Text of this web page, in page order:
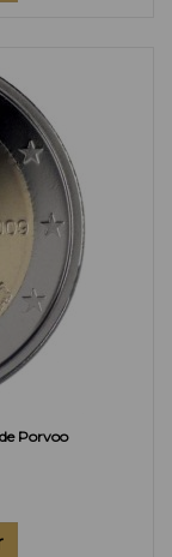
Porvoo